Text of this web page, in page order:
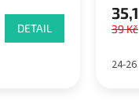
DETAIL 39 Kč
24-26